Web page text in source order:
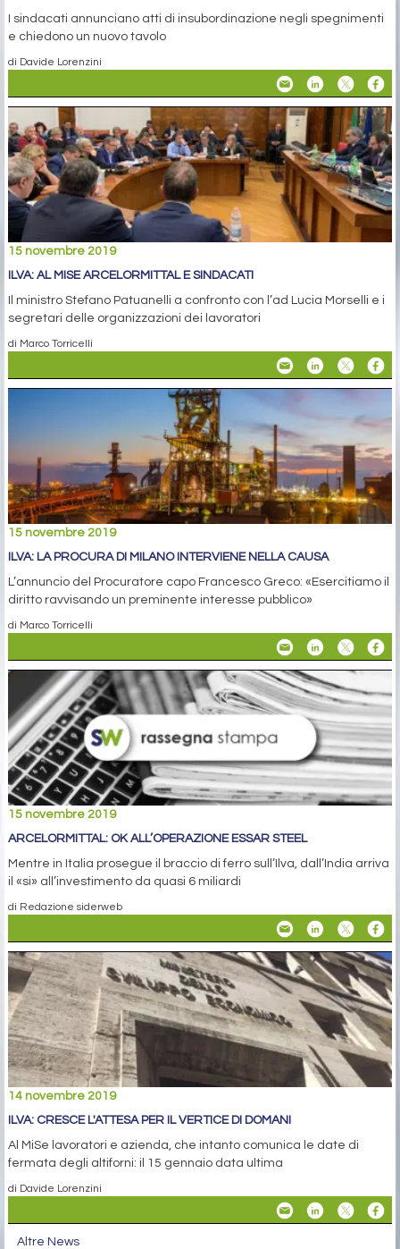
I sindacati annunciano atti di insubordinazione negli spegnimenti
e chiedono un nuovo tavolo
di Davide Lorenzini
15 novembre 2019
ILVA: AL MISE ARCELORMITTAL E SINDACATI
Il ministro Stefano Patuanelli a confronto con l’ad Lucia Morselli e i
segretari delle organizzazioni dei lavoratori
di Marco Torricelli
15 novembre 2019
ILVA: LA PROCURA DI MILANO INTERVIENE NELLA CAUSA
L’annuncio del Procuratore capo Francesco Greco: «Esercitiamo il
diritto ravvisando un preminente interesse pubblico»
di Marco Torricelli
15 novembre 2019
ARCELORMITTAL: OK ALL’OPERAZIONE ESSAR STEEL
Mentre in Italia prosegue il braccio di ferro sull’Ilva, dall’India arriva
il «si» all’investimento da quasi 6 miliardi
di Redazione siderweb
14 novembre 2019
ILVA: CRESCE L'ATTESA PER IL VERTICE DI DOMANI
Al MiSe lavoratori e azienda, che intanto comunica le date di
fermata degli altiforni: il 15 gennaio data ultima
di Davide Lorenzini
Altre News